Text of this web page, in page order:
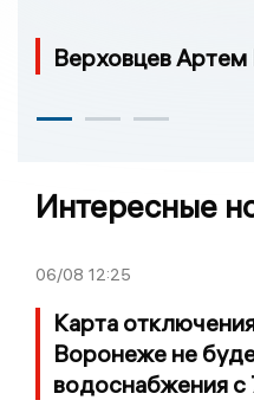
Верховцев
Интересные
06/08 12:25
Карта
Воронеже не
водоснабжения с